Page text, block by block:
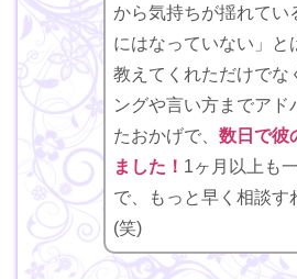
から気持ちが揺れてい
にはなっていない」と
教えてくれただけでな
ングや言い方までアド
たおかげで、数日で彼
ました！ 1ヶ月以上も
で、もっと早く相談す
(笑)